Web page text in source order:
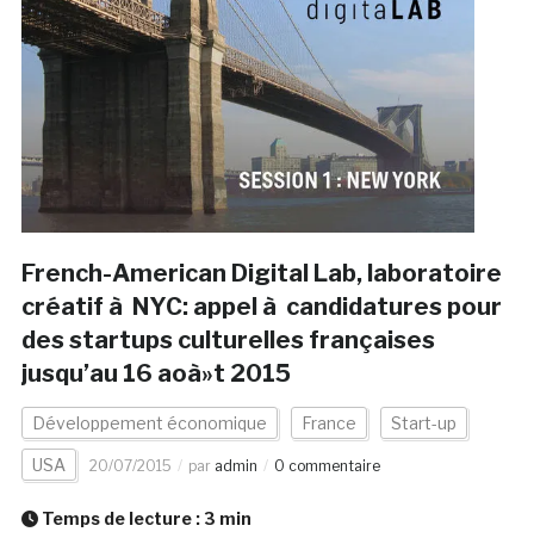
French-American Digital Lab, laboratoire
créatif à NYC: appel à candidatures pour
des startups culturelles françaises
jusqu’au 16 aoà»t 2015
Développement économique France Start-up
USA 20/07/2015 par admin 0 commentaire
Temps de lecture : 3 min